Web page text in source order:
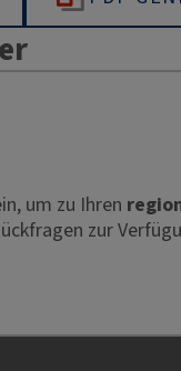
um zu Ihren
zur